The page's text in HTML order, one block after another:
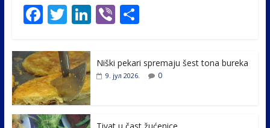
F
e
b
o
o
T
itt
er
Li
e
Vi
er
S
e
Niški pekari spremaju šest tona bureka
9. јул 2026. 0